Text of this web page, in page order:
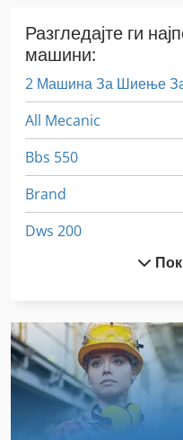
Разгледајте ги
машини:
2 Машина За Шиење
All Mecanic
Bbs 550
Brand
Dws 200
Eisen Und
Fngj 20
German
Gkt 60